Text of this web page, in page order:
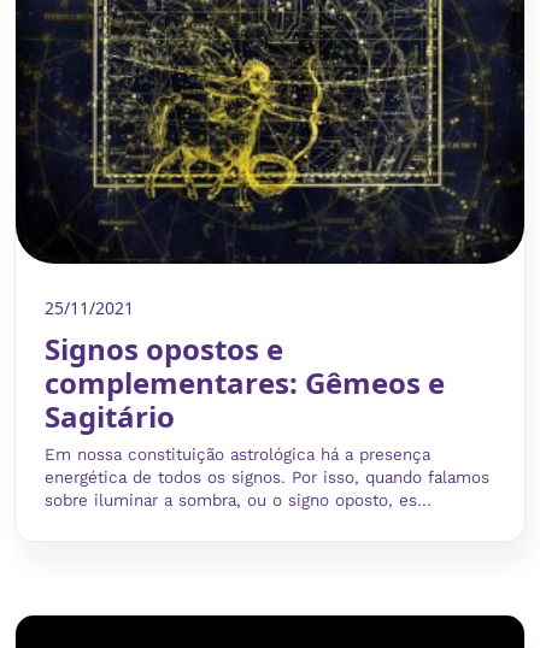
25/11/2021
Signos opostos e
complementares: Gêmeos e
Sagitário
Em nossa constituição astrológica há a presença
energética de todos os signos. Por isso, quando falamos
sobre iluminar a sombra, ou o signo oposto, es...